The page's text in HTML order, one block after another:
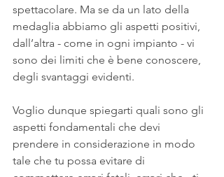
spettacolare. Ma se da un lato della
medaglia abbiamo gli aspetti positivi,
dall’altra - come in ogni impianto - vi
sono dei limiti che è bene conoscere,
degli svantaggi evidenti.
Voglio dunque spiegarti quali sono gli
aspetti fondamentali che devi
prendere in considerazione in modo
tale che tu possa evitare di